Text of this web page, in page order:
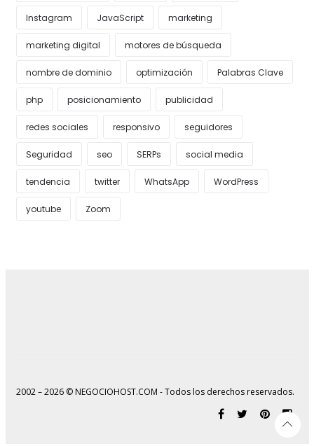
Instagram JavaScript marketing
marketing digital motores de búsqueda
nombre de dominio optimización Palabras Clave
php posicionamiento publicidad
redes sociales responsivo seguidores
Seguridad seo SERPs social media
tendencia twitter WhatsApp WordPress
youtube Zoom
2002 – 2026 © NEGOCIOHOST.COM - Todos los derechos reservados.